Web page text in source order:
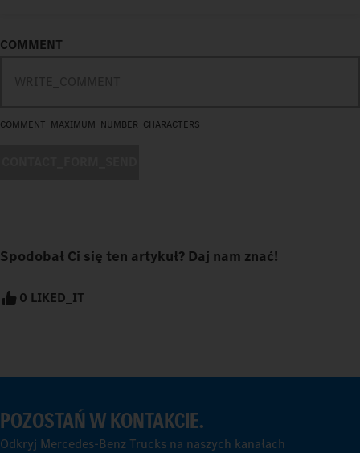
COMMENT
COMMENT_MAXIMUM_NUMBER_CHARACTERS
Spodobał Ci się ten artykuł? Daj nam znać!
0 LIKED_IT
POZOSTAŃ W KONTAKCIE.
Odkryj Mercedes-Benz Trucks na naszych kanałach